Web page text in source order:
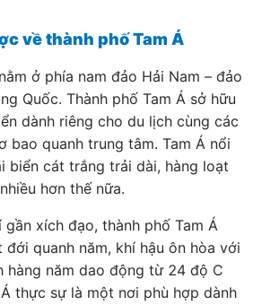
về thành phố Tam Á
ở phía nam đảo Hải Nam – đảo
Quốc. Thành phố Tam Á sở hữu
dành riêng cho du lịch cùng các
bao quanh trung tâm. Tam Á nổi
biển cát trắng trải dài, hàng loạt
hơn thế nữa.
xích đạo, thành phố Tam Á
đới quanh năm, khí hậu ôn hòa với
hàng năm dao động từ 24 độ C
thực sự là một nơi phù hợp dành